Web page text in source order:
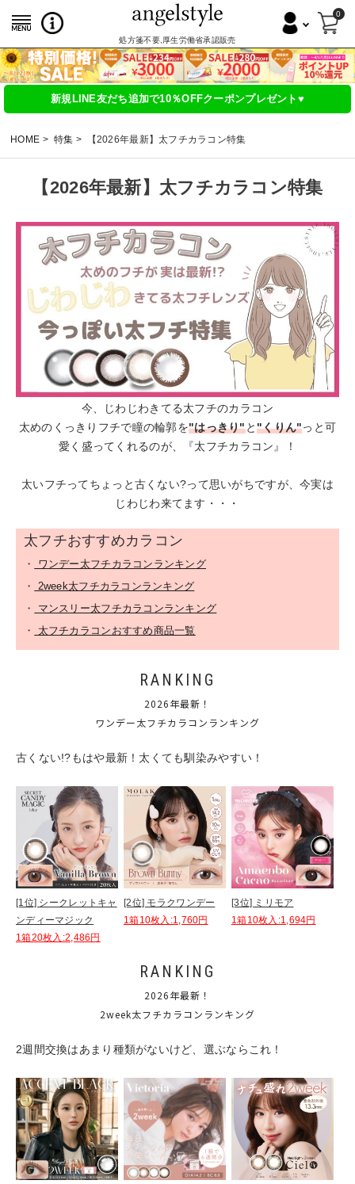
処方箋不要,厚生労働省承認販売
0
新規LINE友だち追加で10％OFFクーポンプレゼント♥
HOME 特集 【2026年最新】太フチカラコン特集
【2026年最新】太フチカラコン特集
今、じわじわきてる太フチのカラコン
太めのくっきりフチで瞳の輪郭を"はっきり"と"くりん"っと可
愛く盛ってくれるのが、『太フチカラコン』！
太いフチってちょっと古くない?って思いがちですが、今実は
じわじわ来てます・・・
太フチおすすめカラコン
・
ワンデー太フチカラコンランキング
・
2week太フチカラコンランキング
・
マンスリー太フチカラコンランキング
・
太フチカラコンおすすめ商品一覧
RANKING
2026年最新！
ワンデー太フチカラコンランキング
古くない!?もはや最新！太くても馴染みやすい！
[1位] シークレットキャ
ンディーマジック
1箱20枚入:2,486円
[2位] モラクワンデー
1箱10枚入:1,760円
[3位] ミリモア
1箱10枚入:1,694円
RANKING
2026年最新！
2week太フチカラコンランキング
2週間交換はあまり種類がないけど、選ぶならこれ！